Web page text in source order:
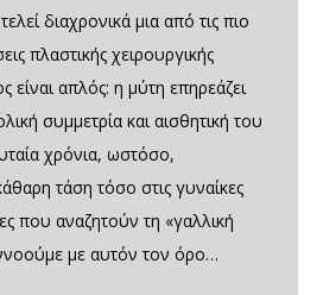
διαχρονικά μια από τις πιο
πλαστικής χειρουργικής
απλός: η μύτη επηρεάζει
συμμετρία και αισθητική του
χρόνια, ωστόσο,
τάση τόσο στις γυναίκες
που αναζητούν τη «γαλλική
με αυτόν τον όρο…